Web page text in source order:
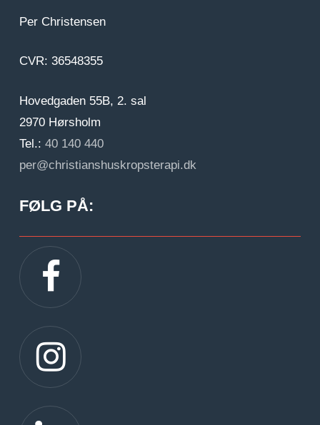
Per Christensen
CVR: 36548355
Hovedgaden 55B, 2. sal
2970 Hørsholm
Tel.: 40 140 440
per@christianshuskropsterapi.dk
FØLG PÅ:
Gå til facebook
Gå til instagram
Gå til linkedIn